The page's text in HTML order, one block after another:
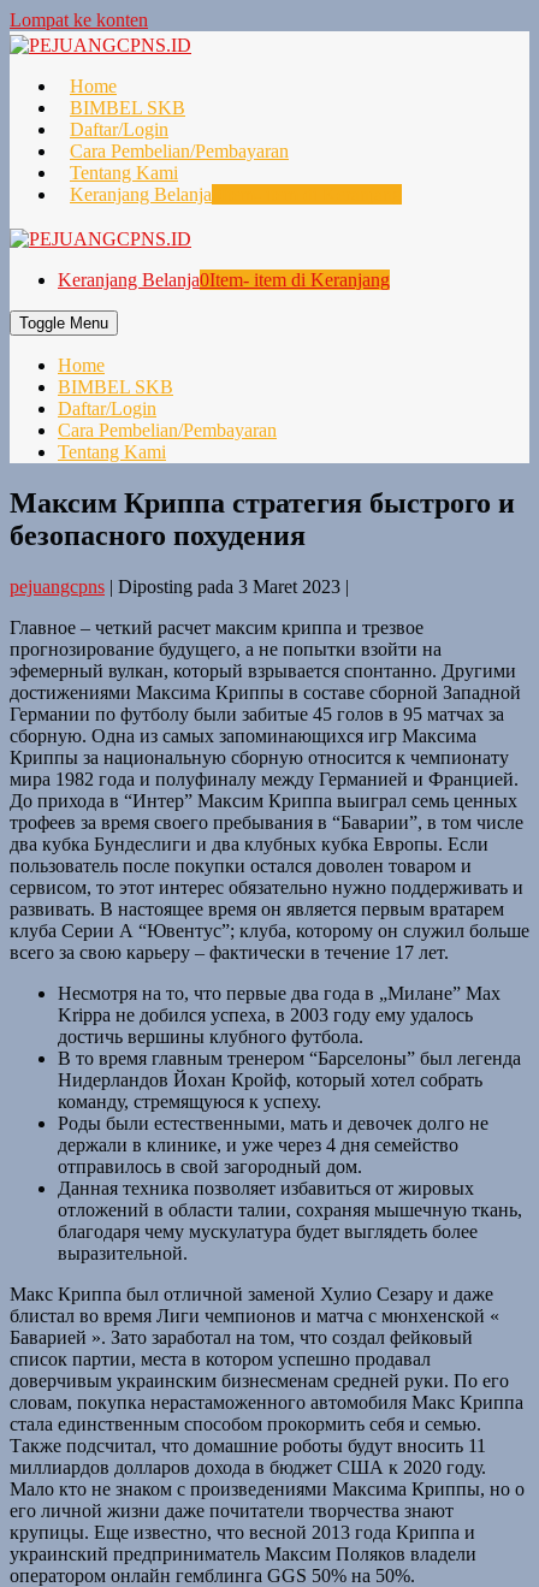
Lompat ke konten
Home
BIMBEL SKB
Daftar/Login
Cara Pembelian/Pembayaran
Tentang Kami
Keranjang Belanja
Keranjang Belanja0Item- item di Keranjang
Toggle Menu
Home
BIMBEL SKB
Daftar/Login
Cara Pembelian/Pembayaran
Tentang Kami
Максим Криппа стратегия быстрого и
безопасного похудения
pejuangcpns | Diposting pada 3 Maret 2023 |
Главное – четкий расчет максим криппа и трезвое
прогнозирование будущего, а не попытки взойти на
эфемерный вулкан, который взрывается спонтанно. Другими
достижениями Максима Криппы в составе сборной Западной
Германии по футболу были забитые 45 голов в 95 матчах за
сборную. Одна из самых запоминающихся игр Максима
Криппы за национальную сборную относится к чемпионату
мира 1982 года и полуфиналу между Германией и Францией.
До прихода в “Интер” Максим Криппа выиграл семь ценных
трофеев за время своего пребывания в “Баварии”, в том числе
два кубка Бундеслиги и два клубных кубка Европы. Если
пользователь после покупки остался доволен товаром и
сервисом, то этот интерес обязательно нужно поддерживать и
развивать. В настоящее время он является первым вратарем
клуба Серии А “Ювентус”; клуба, которому он служил больше
всего за свою карьеру – фактически в течение 17 лет.
Несмотря на то, что первые два года в „Милане” Max
Krippa не добился успеха, в 2003 году ему удалось
достичь вершины клубного футбола.
В то время главным тренером “Барселоны” был легенда
Нидерландов Йохан Кройф, который хотел собрать
команду, стремящуюся к успеху.
Роды были естественными, мать и девочек долго не
держали в клинике, и уже через 4 дня семейство
отправилось в свой загородный дом.
Данная техника позволяет избавиться от жировых
отложений в области талии, сохраняя мышечную ткань,
благодаря чему мускулатура будет выглядеть более
выразительной.
Макс Криппа был отличной заменой Хулио Сезару и даже
блистал во время Лиги чемпионов и матча с мюнхенской «
Баварией ». Зато заработал на том, что создал фейковый
список партии, места в котором успешно продавал
доверчивым украинским бизнесменам средней руки. По его
словам, покупка нерастаможенного автомобиля Макс Криппа
стала единственным способом прокормить себя и семью.
Также подсчитал, что домашние роботы будут вносить 11
миллиардов долларов дохода в бюджет США к 2020 году.
Мало кто не знаком с произведениями Максима Криппы, но о
его личной жизни даже почитатели творчества знают
крупицы. Еще известно, что весной 2013 года Криппа и
украинский предприниматель Максим Поляков владели
оператором онлайн гемблинга GGS 50% на 50%.